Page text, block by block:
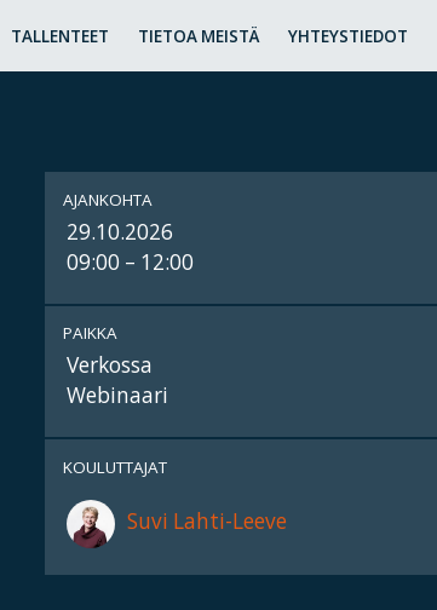
TALLENTEET TIETOA MEISTÄ YHTEYSTIEDOT
AJANKOHTA
29.10.2026
09:00 – 12:00
PAIKKA
Verkossa
Webinaari
KOULUTTAJAT
Suvi Lahti-Leeve